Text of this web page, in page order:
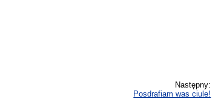
Następny:
Posdrafiam was ciule!